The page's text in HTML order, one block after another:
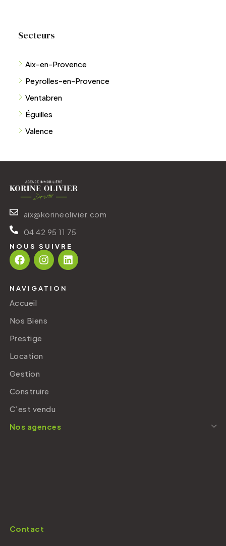
Secteurs
Aix-en-Provence
Peyrolles-en-Provence
Ventabren
Éguilles
Valence
aix@korineolivier.com
04 42 95 11 75
NOUS SUIVRE
NAVIGATION
Accueil
Nos Biens
Prestige
Location
Gestion
Construire
C’est vendu
Nos agences
Contact